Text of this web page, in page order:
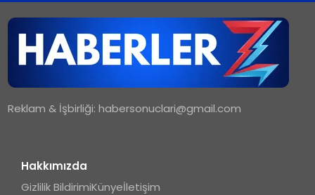
TEKNOLOJI
Reklam & İşbirliği:habersonuclari@gmail.com
Hakkımızda
Gizlilik BildirimiKünyeİletişim